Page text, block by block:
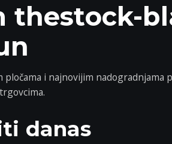
thestock-
i najnovijim nadogradnjama
danas